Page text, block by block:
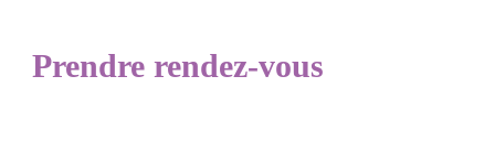
Prendre rendez-vous